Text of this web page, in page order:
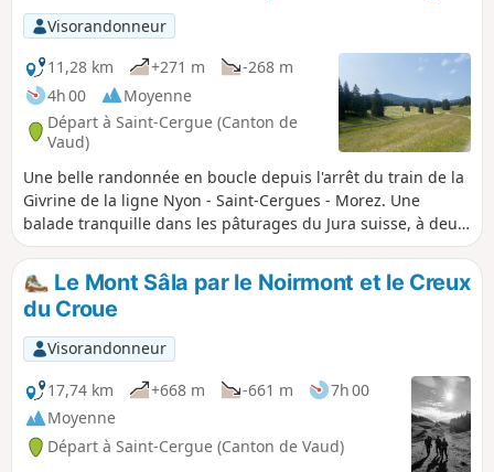
Visorandonneur
11,28 km
+271 m
-268 m
4h 00
Moyenne
Départ à Saint-Cergue (Canton de
Vaud)
Une belle randonnée en boucle depuis l'arrêt du train de la
Givrine de la ligne Nyon - Saint-Cergues - Morez. Une
balade tranquille dans les pâturages du Jura suisse, à deux
pas de la frontière française, qui ne présente pas de
difficulté particulière. De nombreux tronçons sont
goudronnés mais on peut à tout moment marcher dans
l'herbe rase au bord du chemin.
Le Mont Sâla par le Noirmont et le Creux
du Croue
Visorandonneur
17,74 km
+668 m -661 m
7h 00
Moyenne
Départ à Saint-Cergue (Canton de Vaud)